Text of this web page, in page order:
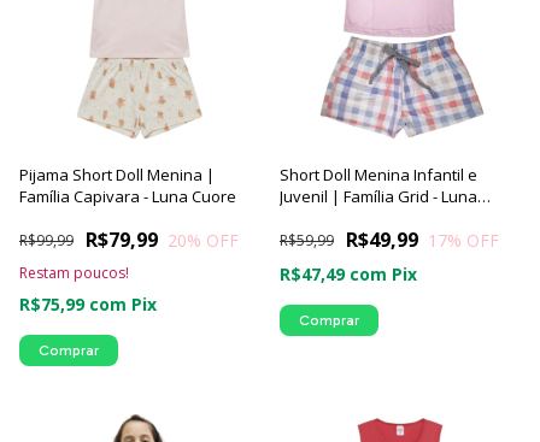
Pijama Short Doll Menina |
Família Capivara - Luna Cuore
R$79,99
R$99,99 20% OFF
R$75,99 com Pix
Restam poucos!
Comprar
Short Doll Menina Infantil e
Juvenil | Família Grid - Luna
R$49,99
R$59,99 17% OFF
R$47,49 com Pix
Comprar